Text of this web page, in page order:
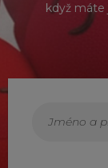
když